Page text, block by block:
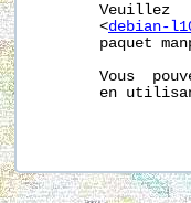
Veuillez
       <
debian-
paquet
Vous
en